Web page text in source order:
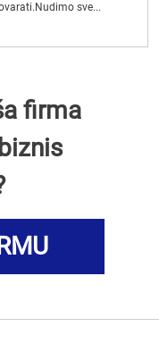
sve...
firma